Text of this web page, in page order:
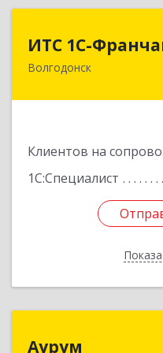
ИТС 1С-
Волгодонск
Клиентов на
1С:Специалист
347380, Ростовская
Аурум